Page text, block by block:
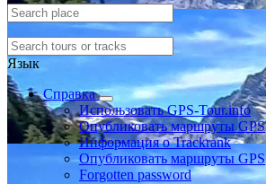
Язык
Справка
Использовать GPS-Tour.info
Опубликовать маршруты GPS
Информация о Trackrank
Опубликовать маршруты GPS
Forgotten password